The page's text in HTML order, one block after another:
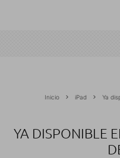
Inicio iPad Ya
YA DISPONIBLE